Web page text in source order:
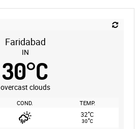
Faridabad
IN
30°C
overcast clouds
COND. TEMP.
32°C
30°C